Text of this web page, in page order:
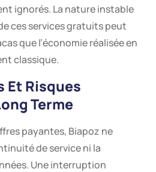
ignorés. La nature instable
ces services gratuits peut
que l’économie réalisée en
classique.
Et Risques
Terme
payantes, Biapoz ne
de service ni la
Une interruption